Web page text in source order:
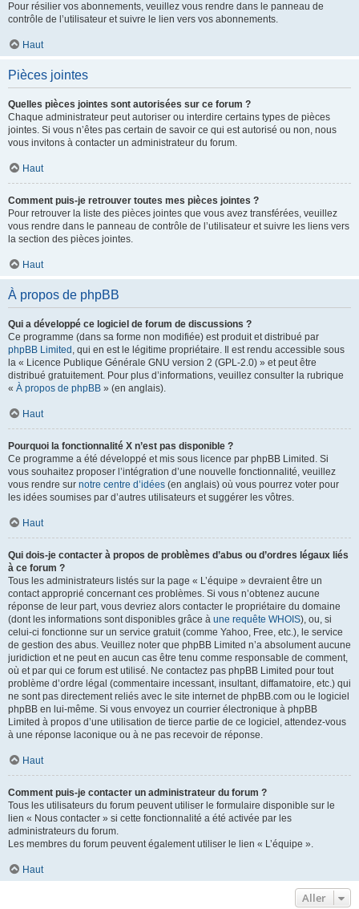
Pour résilier vos abonnements, veuillez vous rendre dans le panneau de
contrôle de l’utilisateur et suivre le lien vers vos abonnements.
Haut
Pièces jointes
Quelles pièces jointes sont autorisées sur ce forum ?
Chaque administrateur peut autoriser ou interdire certains types de pièces
jointes. Si vous n’êtes pas certain de savoir ce qui est autorisé ou non, nous
vous invitons à contacter un administrateur du forum.
Haut
Comment puis-je retrouver toutes mes pièces jointes ?
Pour retrouver la liste des pièces jointes que vous avez transférées, veuillez
vous rendre dans le panneau de contrôle de l’utilisateur et suivre les liens vers
la section des pièces jointes.
Haut
À propos de phpBB
Qui a développé ce logiciel de forum de discussions ?
Ce programme (dans sa forme non modifiée) est produit et distribué par
phpBB Limited , qui en est le légitime propriétaire. Il est rendu accessible sous
la « Licence Publique Générale GNU version 2 (GPL-2.0) » et peut être
distribué gratuitement. Pour plus d’informations, veuillez consulter la rubrique
« À propos de phpBB » (en anglais).
Haut
Pourquoi la fonctionnalité X n’est pas disponible ?
Ce programme a été développé et mis sous licence par phpBB Limited. Si
vous souhaitez proposer l’intégration d’une nouvelle fonctionnalité, veuillez
vous rendre sur notre centre d’idées (en anglais) où vous pourrez voter pour
les idées soumises par d’autres utilisateurs et suggérer les vôtres.
Haut
Qui dois-je contacter à propos de problèmes d’abus ou d’ordres légaux liés
à ce forum ?
Tous les administrateurs listés sur la page « L’équipe » devraient être un
contact approprié concernant ces problèmes. Si vous n’obtenez aucune
réponse de leur part, vous devriez alors contacter le propriétaire du domaine
(dont les informations sont disponibles grâce à une requête WHOIS), ou, si
celui-ci fonctionne sur un service gratuit (comme Yahoo, Free, etc.), le service
de gestion des abus. Veuillez noter que phpBB Limited n’a absolument aucune
juridiction et ne peut en aucun cas être tenu comme responsable de comment,
où et par qui ce forum est utilisé. Ne contactez pas phpBB Limited pour tout
problème d’ordre légal (commentaire incessant, insultant, diffamatoire, etc.) qui
ne sont pas directement reliés avec le site internet de phpBB.com ou le logiciel
phpBB en lui-même. Si vous envoyez un courrier électronique à phpBB
Limited à propos d’une utilisation de tierce partie de ce logiciel, attendez-vous
à une réponse laconique ou à ne pas recevoir de réponse.
Haut
Comment puis-je contacter un administrateur du forum ?
Tous les utilisateurs du forum peuvent utiliser le formulaire disponible sur le
lien « Nous contacter » si cette fonctionnalité a été activée par les
administrateurs du forum.
Les membres du forum peuvent également utiliser le lien « L’équipe ».
Haut
Aller